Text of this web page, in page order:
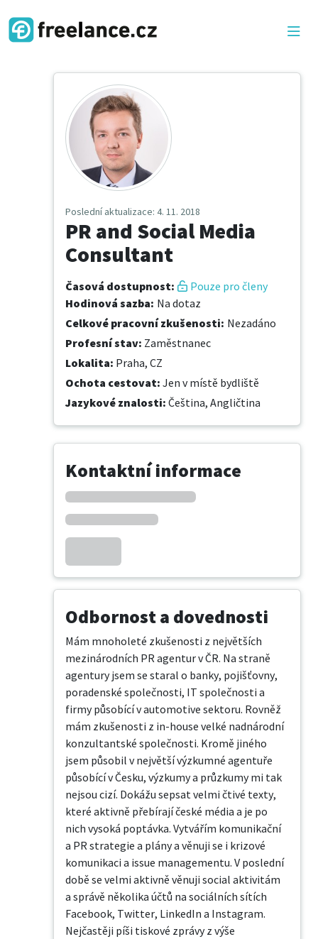
Poslední aktualizace: 4. 11. 2018
PR and Social Media
Consultant
Časová dostupnost:
Pouze pro členy
Hodinová sazba: Na dotaz
Celkové pracovní zkušenosti: Nezadáno
Profesní stav: Zaměstnanec
Lokalita: Praha, CZ
Ochota cestovat: Jen v místě bydliště
Jazykové znalosti: Čeština, Angličtina
Kontaktní informace
Odbornost a dovednosti
Mám mnoholeté zkušenosti z největších
mezinárodních PR agentur v ČR. Na straně
agentury jsem se staral o banky, pojišťovny,
poradenské společnosti, IT společnosti a
firmy působící v automotive sektoru. Rovněž
mám zkušenosti z in-house velké nadnárodní
konzultantské společnosti. Kromě jiného
jsem působil v největší výzkumné agentuře
působící v Česku, výzkumy a průzkumy mi tak
nejsou cizí. Dokážu sepsat velmi čtivé texty,
které aktivně přebírají české média a je po
nich vysoká poptávka. Vytvářím komunikační
a PR strategie a plány a věnuji se i krizové
komunikaci a issue managementu. V poslední
době se velmi aktivně věnuji social aktivitám
a správě několika účtů na sociálních sítích
Facebook, Twitter, LinkedIn a Instagram.
Nejčastěji píši tiskové zprávy z výše